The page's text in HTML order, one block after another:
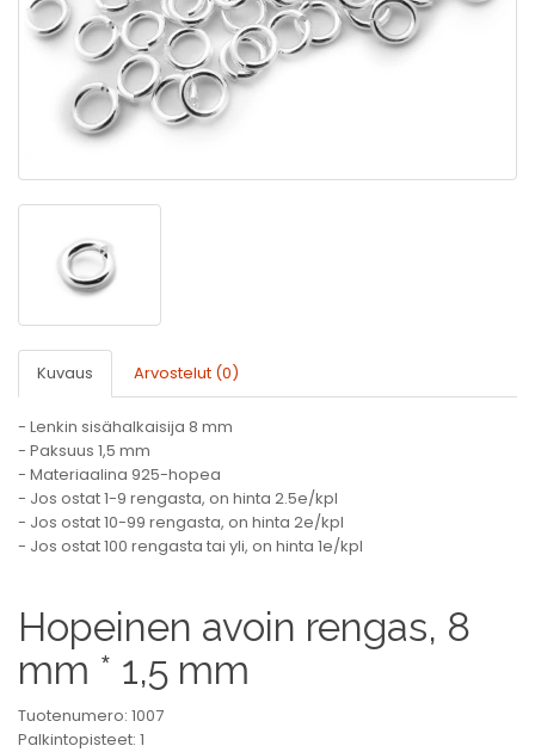
Kuvaus Arvostelut (0)
- Lenkin sisähalkaisija 8 mm
- Paksuus 1,5 mm
- Materiaalina 925-hopea
- Jos ostat 1-9 rengasta, on hinta 2.5e/kpl
- Jos ostat 10-99 rengasta, on hinta 2e/kpl
- Jos ostat 100 rengasta tai yli, on hinta 1e/kpl
Hopeinen avoin rengas, 8
mm * 1,5 mm
Tuotenumero: 1007
Palkintopisteet: 1